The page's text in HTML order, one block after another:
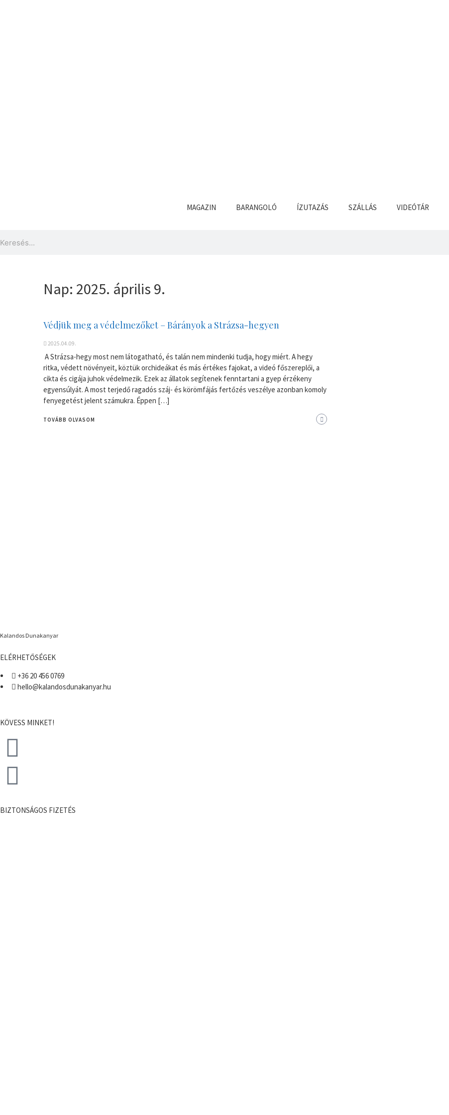
MAGAZIN BARANGOLÓ ÍZUTAZÁS SZÁLLÁS VIDEÓTÁR
Nap: 2025. április 9.
Védjük meg a védelmezőket – Bárányok a Strázsa-hegyen
2025.04.09.
A Strázsa-hegy most nem látogatható, és talán nem mindenki tudja, hogy miért. A hegy
ritka, védett növényeit, köztük orchideákat és más értékes fajokat, a videó főszereplői, a
cikta és cigája juhok védelmezik. Ezek az állatok segítenek fenntartani a gyep érzékeny
egyensúlyát. A most terjedő ragadós száj- és körömfájás fertőzés veszélye azonban komoly
fenyegetést jelent számukra. Éppen […]
TOVÁBB OLVASOM
Kalandos Dunakanyar
ELÉRHETŐSÉGEK
+36 20 456 0769
hello@kalandosdunakanyar.hu
KÖVESS MINKET!
BIZTONSÁGOS FIZETÉS